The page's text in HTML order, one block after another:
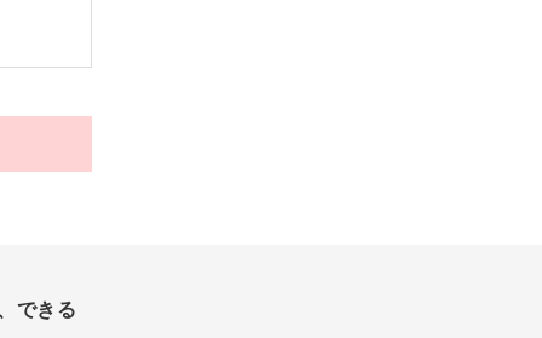
できる